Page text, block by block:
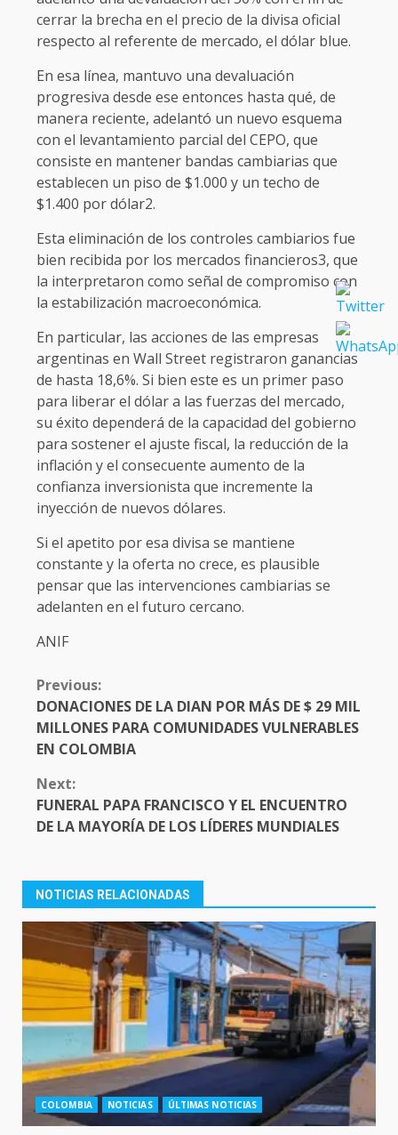
cerrar la brecha en el precio de la divisa oficial
respecto al referente de mercado, el dólar blue.
En esa línea, mantuvo una devaluación
progresiva desde ese entonces hasta qué, de
manera reciente, adelantó un nuevo esquema
con el levantamiento parcial del CEPO, que
consiste en mantener bandas cambiarias que
establecen un piso de $1.000 y un techo de
$1.400 por dólar2.
Esta eliminación de los controles cambiarios fue
bien recibida por los mercados financieros3, que
la interpretaron como señal de compromiso con
la estabilización macroeconómica.
En particular, las acciones de las empresas
argentinas en Wall Street registraron ganancias
de hasta 18,6%. Si bien este es un primer paso
para liberar el dólar a las fuerzas del mercado,
su éxito dependerá de la capacidad del gobierno
para sostener el ajuste fiscal, la reducción de la
inflación y el consecuente aumento de la
confianza inversionista que incremente la
inyección de nuevos dólares.
Si el apetito por esa divisa se mantiene
constante y la oferta no crece, es plausible
pensar que las intervenciones cambiarias se
adelanten en el futuro cercano.
ANIF
CONTINUE
READING
Previous:
DONACIONES DE LA DIAN POR MÁS DE $ 29 MIL
MILLONES PARA COMUNIDADES VULNERABLES
EN COLOMBIA
Next:
FUNERAL PAPA FRANCISCO Y EL ENCUENTRO
DE LA MAYORÍA DE LOS LÍDERES MUNDIALES
NOTICIAS RELACIONADAS
COLOMBIA NOTICIAS ÚLTIMAS NOTICIAS